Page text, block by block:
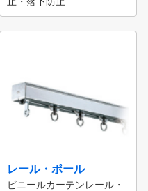
レール・ポール
ビニールカーテンレール・